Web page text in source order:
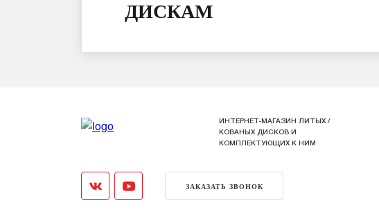
ДИСКАМ
ИНТЕРНЕТ-МАГАЗИН ЛИТЫХ /
КОВАНЫХ ДИСКОВ И
КОМПЛЕКТУЮЩИХ К НИМ
ЗАКАЗАТЬ ЗВОНОК